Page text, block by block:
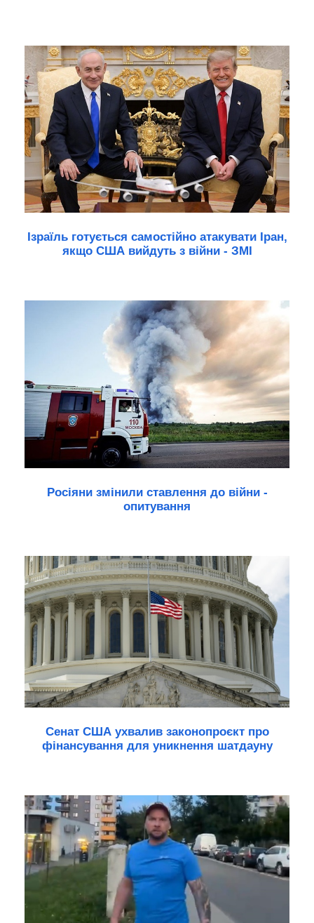
Ізраїль готується самостійно атакувати Іран,
якщо США вийдуть з війни - ЗМІ
Росіяни змінили ставлення до війни -
опитування
Сенат США ухвалив законопроєкт про
фінансування для уникнення шатдауну